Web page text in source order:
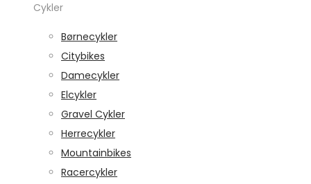
Cykler
Børnecykler
Citybikes
Damecykler
Elcykler
Gravel Cykler
Herrecykler
Mountainbikes
Racercykler